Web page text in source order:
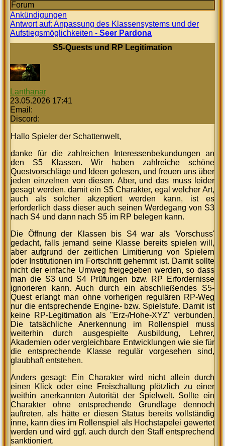
Forum
Ankündigungen
Antwort auf: Anpassung des Klassensystems und der
Aufstiegsmöglichkeiten - Seer Pardona
S5-Quests und RP Legitimation
Lanthanar
23.05.2026 17:41
Email:
Discord:
Hallo Spieler der Schattenwelt,
danke für die zahlreichen Interessenbekundungen an
den S5 Klassen. Wir haben zahlreiche schöne
Questvorschläge und Ideen gelesen, und freuen uns über
jeden einzelnen von diesen. Aber, und das muss leider
gesagt werden, damit ein S5 Charakter, egal welcher Art,
auch als solcher akzeptiert werden kann, ist es
erforderlich dass dieser auch seinen Werdegang von S3
nach S4 und dann nach S5 im RP belegen kann.
Die Öffnung der Klassen bis S4 war als 'Vorschuss'
gedacht, falls jemand seine Klasse bereits spielen will,
aber aufgrund der zeitlichen Limitierung von Spielern
oder Institutionen im Fortschritt gehemmt ist. Damit sollte
nicht der einfache Umweg freigegeben werden, so dass
man die S3 und S4 Prüfungen bzw. RP Erfordernisse
ignorieren kann. Auch durch ein abschließendes S5-
Quest erlangt man ohne vorherigen regulären RP-Weg
nur die entsprechende Engine- bzw. Spielstufe. Damit ist
keine RP-Legitimation als "Erz-/Hohe-XYZ" verbunden.
Die tatsächliche Anerkennung im Rollenspiel muss
weiterhin durch ausgespielte Ausbildung, Lehrer,
Akademien oder vergleichbare Entwicklungen wie sie für
die entsprechende Klasse regulär vorgesehen sind,
glaubhaft entstehen.
Anders gesagt: Ein Charakter wird nicht allein durch
einen Klick oder eine Freischaltung plötzlich zu einer
weithin anerkannten Autorität der Spielwelt. Sollte ein
Charakter ohne entsprechende Grundlage dennoch
auftreten, als hätte er diesen Status bereits vollständig
inne, kann dies im Rollenspiel als Hochstapelei gewertet
werden und wird ggf. auch durch den Staff entsprechend
sanktioniert.